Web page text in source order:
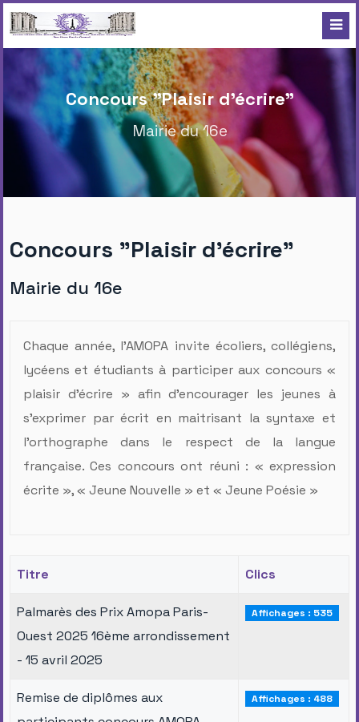
Concours "Plaisir d'écrire"
Mairie du 16e
Concours "Plaisir d'écrire"
Mairie du 16e
Chaque année, l’AMOPA invite écoliers, collégiens,
lycéens et étudiants à participer aux concours «
plaisir d’écrire » afin d’encourager les jeunes à
s’exprimer par écrit en maitrisant la syntaxe et
l’orthographe dans le respect de la langue
française. Ces concours ont réuni : « expression
écrite », « Jeune Nouvelle » et « Jeune Poésie »
Titre Clics
Palmarès des Prix Amopa Paris-
Ouest 2025 16ème arrondissement
- 15 avril 2025
Affichages : 535
Remise de diplômes aux
Affichages : 488